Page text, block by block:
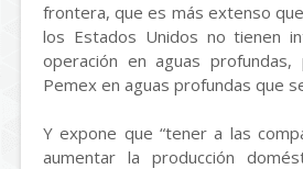
frontera, que es más extenso
los Estados Unidos no tienen
operación en aguas
Pemex en aguas profundas que
Y expone que “tener a las
aumentar la producción